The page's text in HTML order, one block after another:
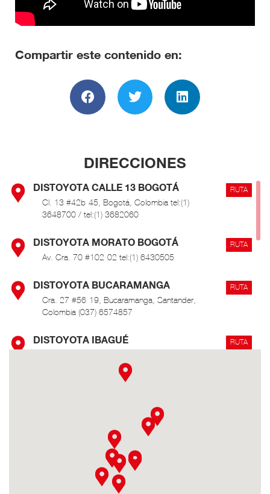
Compartir este contenido en:
DIRECCIONES
DISTOYOTA CALLE 13 BOGOTÁ
Cl. 13 #42b-45, Bogotá, Colombia tel:(1)
3648700 / tel:(1) 3682060
RUTA
DISTOYOTA MORATO BOGOTÁ
Av. Cra. 70 #102-02 tel:(1) 6430505
RUTA
DISTOYOTA BUCARAMANGA
Cra. 27 #56-19, Bucaramanga, Santander,
Colombia (037) 6574857
RUTA
DISTOYOTA IBAGUÉ
276 0000 / 3116810521
RUTA
Calle 66A N°43-02 Centro Empresarial La
Esmeralda, bodega 101, Itagüi, Antioquia,
DISTOYOTA NEIVA
Cra. 5 #10-42, Neiva, Huila, Colombia (8)